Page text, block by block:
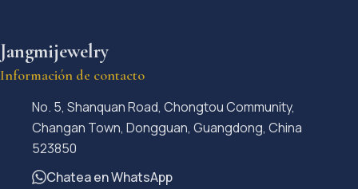
Jangmijewelry
Información de contacto
No. 5, Shanquan Road, Chongtou Community,
Changan Town, Dongguan, Guangdong, China
523850
Chatea en WhatsApp